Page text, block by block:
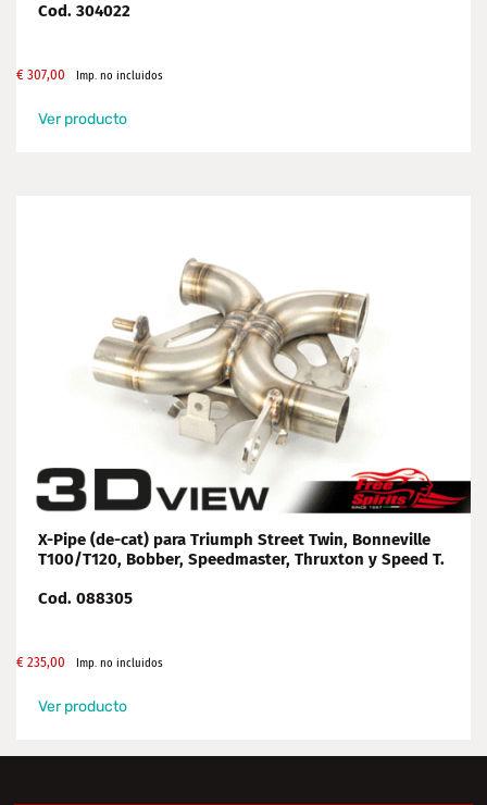
Cod. 304022
€ 307,00 Imp. no incluidos
Ver producto
X-Pipe (de-cat) para Triumph Street Twin, Bonneville
T100/T120, Bobber, Speedmaster, Thruxton y Speed T.
Cod. 088305
€ 235,00 Imp. no incluidos
Ver producto